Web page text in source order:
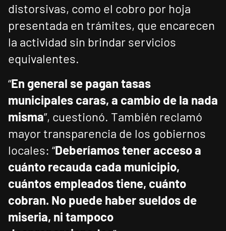
distorsivas, como el cobro por hoja
presentada en trámites, que encarecen
la actividad sin brindar servicios
equivalentes.
“En general se pagan tasas
municipales caras, a cambio de la nada
misma”, cuestionó. También reclamó
mayor transparencia de los gobiernos
locales: “Deberíamos tener acceso a
cuánto recauda cada municipio,
cuántos empleados tiene, cuánto
cobran. No puede haber sueldos de
miseria, ni tampoco